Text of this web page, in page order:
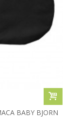
BABY BJORN